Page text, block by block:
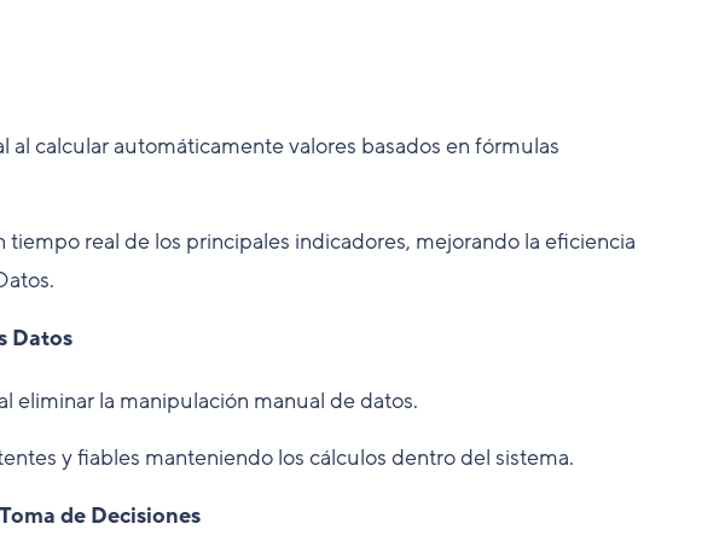
al calcular automáticamente valores basados en fórmulas
tiempo real de los principales indicadores, mejorando la eficiencia
Datos
eliminar la manipulación manual de datos.
y fiables manteniendo los cálculos dentro del sistema.
de Decisiones